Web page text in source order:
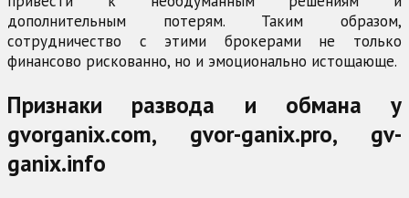
дополнительным потерям. Таким образом,
сотрудничество с этими брокерами не только
финансово рискованно, но и эмоционально истощающе.
Признаки развода и обмана у
gvorganix.com, gvor-ganix.pro, gv-
ganix.info